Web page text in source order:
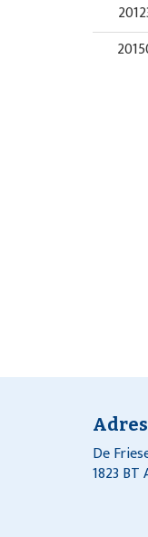
Adres
De
1823 BT